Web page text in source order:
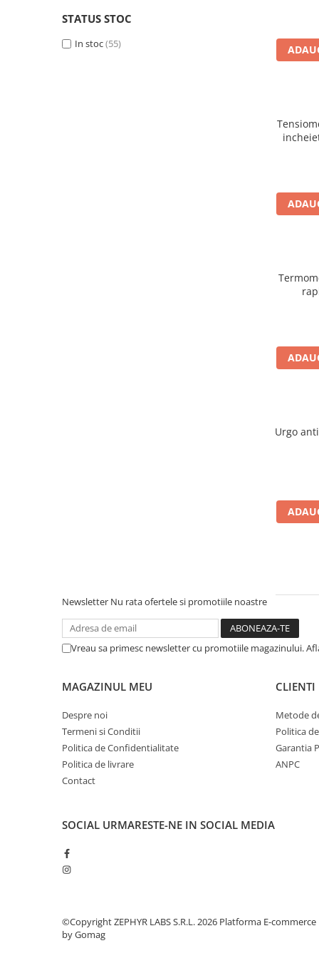
Altele-Produse pentru ingrijire si
Produse tehnico-medicale
STATUS STOC
In stoc(55)
Urgo
Newsletter Nu rata ofertele si promotiile noastre
Vreau sa primesc newsletter cu promotiile magazinului.
MAGAZINUL MEU
Despre noi
Termeni si Conditii
Politica de Confidentialitate
Politica de livrare
Contact
CLIENTI
Metode
Politica
Garantia
ANPC
SOCIAL URMARESTE-NE IN SOCIAL MEDIA
©Copyright ZEPHYR LABS S.R.L. 2026 Platforma E-commerce
by Gomag